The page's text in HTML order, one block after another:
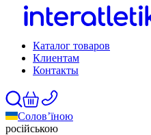
Каталог товаров
Клиентам
Контакты
Солов’їною
російською